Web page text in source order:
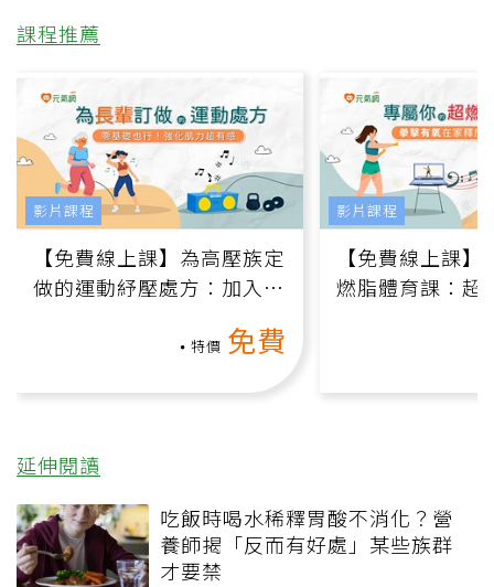
課程推薦
【免費線上課】為高壓族定
做的運動紓壓處方：加入行
特價 免費
影片課程
【免費線上課
燃脂體育課：超
影片課程
延伸閱讀
吃飯時喝水稀釋胃酸不消化？營
養師揭「反而有好處」某些族群
才要禁